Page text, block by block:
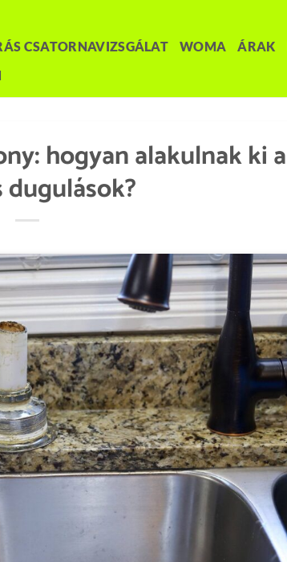
CSATORNAVIZSGÁLAT WOMA ÁRAK
hogyan alakulnak ki a
dugulások?